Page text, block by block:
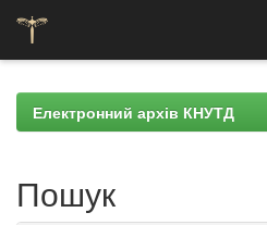
navigationЕлектронний архів КНУТД
Пошук